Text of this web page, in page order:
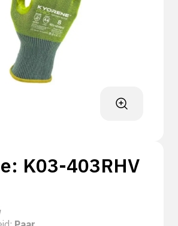
K03-403RHV